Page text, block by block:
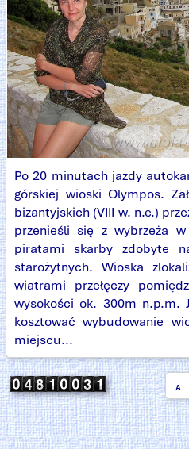
Po 20 minutach jazdy
górskiej wioski Olympos.
bizantyjskich (VIII w. n.e.)
przenieśli się z wybrzeża
piratami skarby zdobyte
starożytnych. Wioska
wiatrami przełęczy
wysokości ok. 300m n.p.m.
kosztować wybudowanie
miejscu...
A